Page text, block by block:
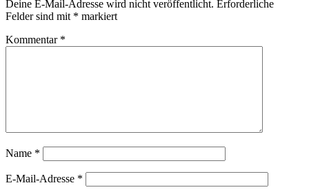
Deine E-Mail-Adresse wird nicht veröffentlicht. Erforderliche
Felder sind mit * markiert
Kommentar *
Name *
E-Mail-Adresse *